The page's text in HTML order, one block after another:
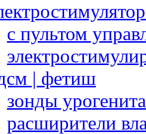
с пультом
| фетиш
зонды
расширители